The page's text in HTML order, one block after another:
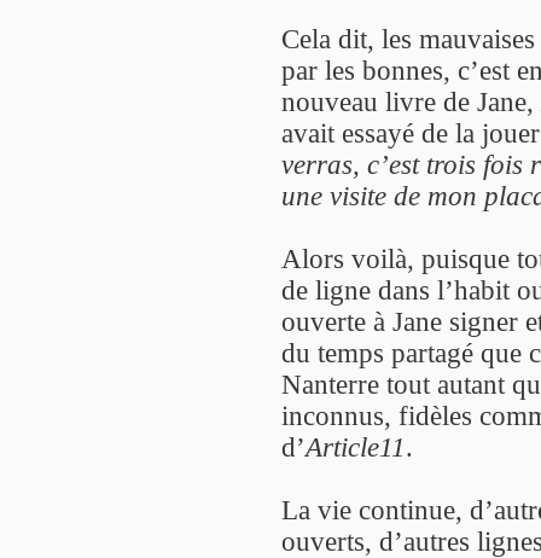
Cela dit, les
par les bonnes, c’est
nouveau livre de Jane,
avait essayé de la
verras, c’est trois fois
une visite de mon
Alors voilà, puisque
de ligne dans l’habit
ouverte à Jane signer
du temps partagé que
Nanterre tout autant
inconnus, fidèles
d’Article11.
La vie continue,
ouverts, d’autres